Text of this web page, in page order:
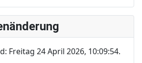
Freitag 24 April 2026, 10:09:54.